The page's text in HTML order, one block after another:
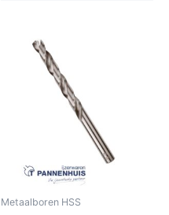
Metaalboren HSS